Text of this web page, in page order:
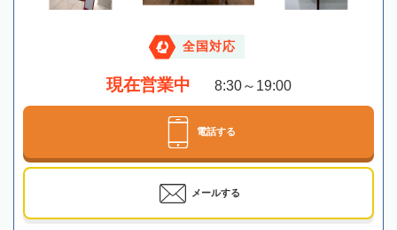
全国対応
現在営業中 8:30～19:00
電話する
メールする